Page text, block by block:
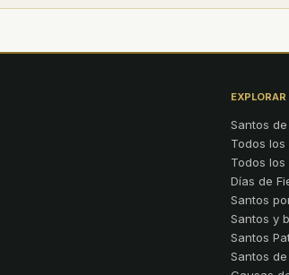
EXPLORAR
Santos
Todos los
Todos los
Días de
Santos
Santos y
Santos
Santos